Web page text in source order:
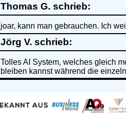
Thomas G. schrieb:
joar, kann man gebrauchen. Ich
Jörg V. schrieb:
Tolles AI System, welches gleich
bleiben kannst während die